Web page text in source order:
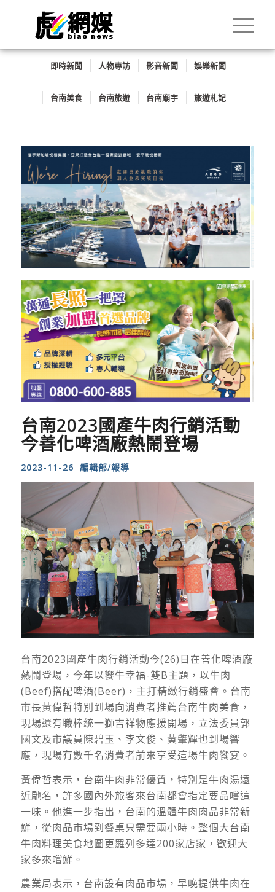
即時新聞 人物專訪 影音新聞 娛樂新聞
台南美食 台南旅遊 台南廟宇 旅遊札記
台南2023國產牛肉行銷活動
今善化啤酒廠熱鬧登場
2023-11-26 編輯部/報導
台南2023國產牛肉行銷活動今(26)日在善化啤酒廠
熱鬧登場，今年以饗牛幸福-雙B主題，以牛肉
(Beef)搭配啤酒(Beer)，主打精緻行銷盛會。台南
市長黃偉哲特別到場向消費者推薦台南牛肉美食，
現場還有職棒統一獅吉祥物應援開場，立法委員郭
國文及市議員陳碧玉、李文俊、黃肇輝也到場響
應，現場有數千名消費者前來享受這場牛肉饗宴。
黃偉哲表示，台南牛肉非常優質，特別是牛肉湯遠
近馳名，許多國內外旅客來台南都會指定要品嚐這
一味。他進一步指出，台南的溫體牛肉肉品非常新
鮮，從肉品市場到餐桌只需要兩小時。整個大台南
牛肉料理美食地圖更羅列多達200家店家，歡迎大
家多來嚐鮮。
農業局表示，台南設有肉品市場，早晚提供牛肉在